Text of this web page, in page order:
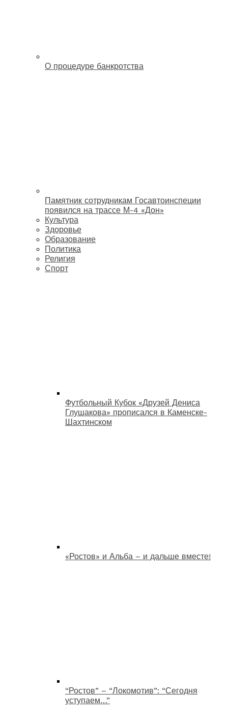
О процедуре банкротства
Памятник сотрудникам Госавтоинспеции
появился на трассе М-4 «Дон»
Культура
Здоровье
Образование
Политика
Религия
Спорт
Футбольный Кубок «Друзей Дениса
Глушакова» прописался в Каменске-
Шахтинском
«Ростов» и Альба – и дальше вместе!
“Ростов” – “Локомотив”: “Сегодня
уступаем…”